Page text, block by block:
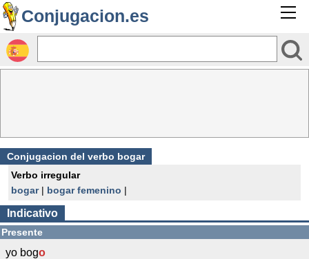
Conjugacion.es
Conjugacion del verbo bogar
Verbo irregular
bogar| bogar femenino |
Indicativo
Presente
yo bogo